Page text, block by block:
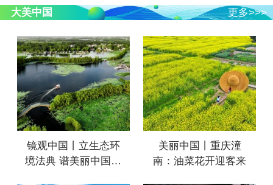
更多>>>
大美中国
镜观中国丨立生态环
境法典 谱美丽中国新
美丽中国丨重庆潼
南：油菜花开迎客来